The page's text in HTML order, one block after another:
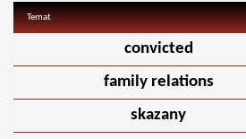
Temat
convicted
family relations
skazany